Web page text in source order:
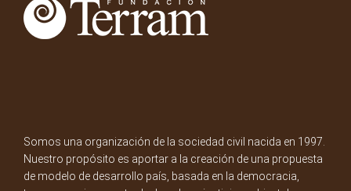
Somos una organización de la sociedad civil nacida en 1997.
Nuestro propósito es aportar a la creación de una propuesta
de modelo de desarrollo país, basada en la democracia,